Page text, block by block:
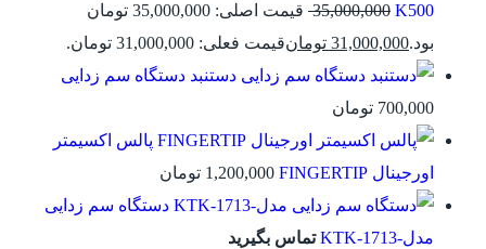
K500
35,000,000
قیمت اصلی: 35,000,000 تومان
بود.31,000,000 تومانقیمت فعلی: 31,000,000 تومان.
دستنبد دستگاه سم زدایی
700,000 تومان
پالس اکسیمتر
اورجینال FINGERTIP
1,200,000 تومان
دستگاه سم زدایی
مدل-KTK-1713
تماس بگیرید